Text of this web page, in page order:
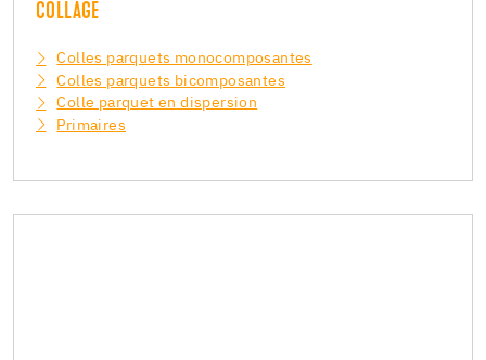
COLLAGE
Colles parquets monocomposantes
Colles parquets bicomposantes
Colle parquet en dispersion
Primaires